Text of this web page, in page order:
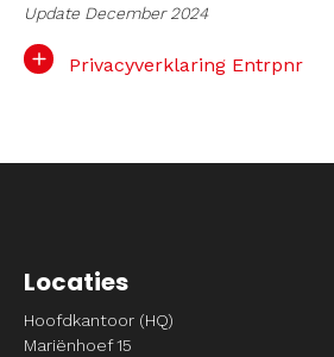
Update December 2024
Privacyverklaring Entrpnr
Locaties
Hoofdkantoor (HQ)
Mariënhoef 15